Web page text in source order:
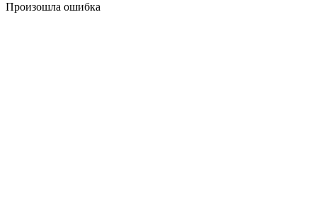
Произошла ошибка